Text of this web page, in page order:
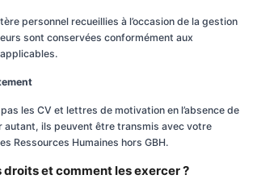
personnel recueillies à l’occasion de la gestion
sont conservées conformément aux
les CV et lettres de motivation en l’absence de
autant, ils peuvent être transmis avec votre
Ressources Humaines hors GBH.
droits et comment les exercer ?